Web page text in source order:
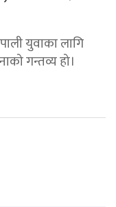
युवाका लागि
गन्तव्य हो।